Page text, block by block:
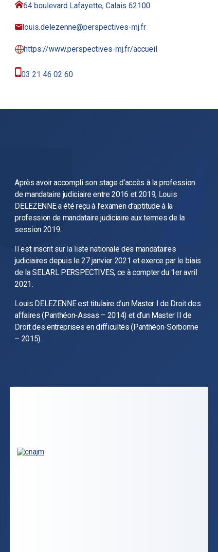
64 boulevard Lafayette, Calais 62100
louis.delezenne@perspectives-mj.fr
https://www.perspectives-mj.fr/accueil
03 21 46 02 60
Après avoir accompli son stage d’accès à la profession
de mandataire judiciaire entre 2016 et 2019, Louis
DELEZENNE a été reçu à l’examen d’aptitude à la
profession de mandataire judiciaire aux termes de la
session 2019.
Il est inscrit sur la liste nationale des mandataires
judiciaires depuis le 27 janvier 2021 et exerce par le biais
de la SELARL PERSPECTIVES, ce à compter du 1er avril
2021.
Louis DELEZENNE est titulaire d’un Master I de Droit des
affaires (Panthéon-Assas – 2014) et d’un Master II de
Droit des entreprises en difficultés (Panthéon-Sorbonne
– 2015).